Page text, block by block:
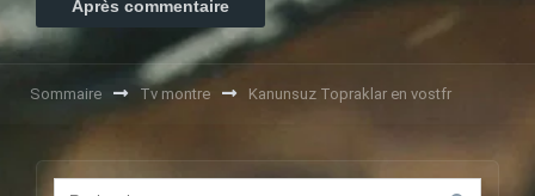
Sommaire Tv montre Kanunsuz Topraklar en vostfr